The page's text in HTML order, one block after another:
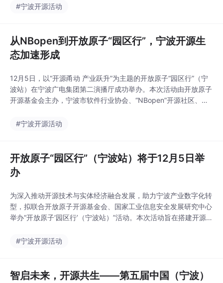
企业的参赛队伍脱颖而出，围绕supOS-CE和TenonOS两大赛道开
#宁波开源活动
从NBopen到开放原子“园区行”，宁波开源生
态加速形成
12月5日，以“开源甬动 产业跃升”为主题的开放原子“园区行”（宁
波站）在宁波广电集团第二演播厅成功举办。本次活动由开放原子
开源基金会主办，宁波市软件行业协会、“NBopen”开源社区、宁
园区、投资机构、行业协会等单位的代表积极参与。 在人工智能
#宁波开源活动
开放原子“园区行”（宁波站）将于12月5日举
办
为深入推动开源技术与实体经济融合发展，助力宁波产业数字化转
型，拟联合开放原子开源基金会、国家工业信息安全发展研究中心
举办“开放原子‘园区行’（宁波站）”活动。本次活动旨在搭建开源项
会孵化的优质开源软件项目（如操作系统、数据库等）引入宁波，
#宁波开源活动
智启未来，开源共生——第五届中国（宁波）